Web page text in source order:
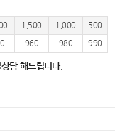
1,500 1,000
500
960 980 990
담 해드립니다.